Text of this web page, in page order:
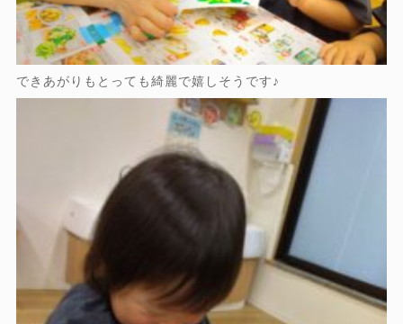
できあがりもとっても綺麗で嬉しそうです♪